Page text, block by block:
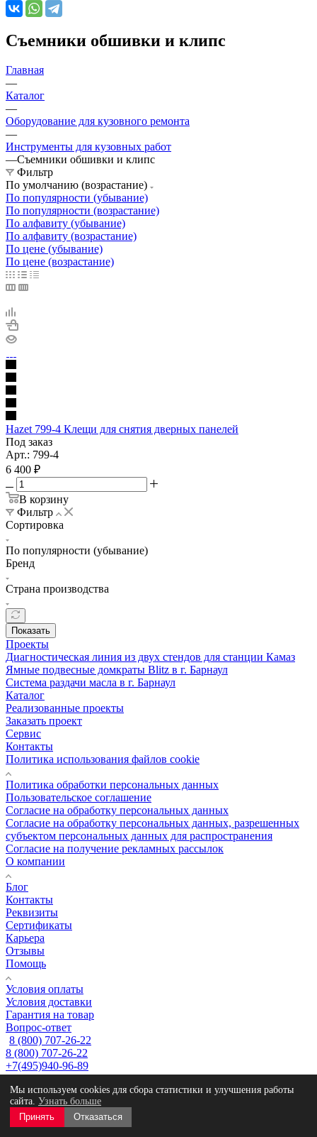
Съемники обшивки и клипс
Главная
—
Каталог
—
Оборудование для кузовного ремонта
—
Инструменты для кузовных работ
—Съемники обшивки и клипс
Фильтр
По умолчанию (возрастание)
По популярности (убывание)
По популярности (возрастание)
По алфавиту (убывание)
По алфавиту (возрастание)
По цене (убывание)
По цене (возрастание)
Hazet 799-4 Клещи для снятия дверных панелей
Под заказ
Арт.: 799-4
6 400 ₽
В корзину
Фильтр
Сортировка
По популярности (убывание)
Бренд
Страна производства
Показать
Проекты
Диагностическая линия из двух стендов для станции Камаз
Ямные подвесные домкраты Blitz в г. Барнаул
Система раздачи масла в г. Барнаул
Каталог
Реализованные проекты
Заказать проект
Сервис
Контакты
Политика использования файлов cookie
Политика обработки персональных данных
Пользовательское соглашение
Согласие на обработку персональных данных
Согласие на обработку персональных данных, разрешенных
субъектом персональных данных для распространения
Согласие на получение рекламных рассылок
О компании
Блог
Контакты
Реквизиты
Сертификаты
Карьера
Отзывы
Помощь
Условия оплаты
Условия доставки
Гарантия на товар
Вопрос-ответ
8 (800) 707-26-22
8 (800) 707-26-22
+7(495)940-96-89
info@sherpa-auto.ru
г. Котельники, ул. Сосновая, д.5, помещ. 3.
2025 ©Created bywww.mobit.ru
Мы используем cookies для сбора статистики и улучшения работы
сайта. Узнать больше
Принять
Отказаться